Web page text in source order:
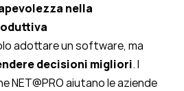
nella
adottare un software, ma
decisioni migliori. I
NET@PRO aiutano le aziende